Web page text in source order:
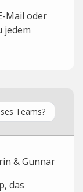
Mail oder
jedem
Teams?
& Gunnar
das